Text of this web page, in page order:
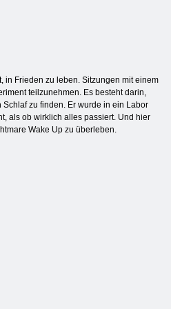
in Frieden zu leben. Sitzungen mit einem
teilzunehmen. Es besteht darin,
zu finden. Er wurde in ein Labor
als ob wirklich alles passiert. Und hier
Wake Up zu überleben.